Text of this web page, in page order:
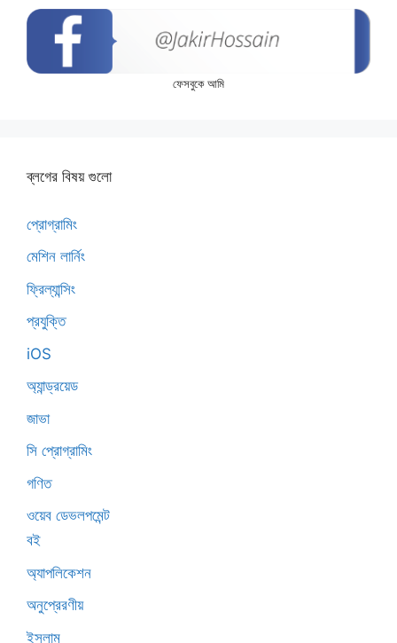
ফেসবুকে আমি
ব্লগের বিষয় গুলো
প্রোগ্রামিং
মেশিন লার্নিং
ফ্রিল্যান্সিং
প্রযুক্তি
iOS
অ্যান্ড্রয়েড
জাভা
সি প্রোগ্রামিং
গণিত
ওয়েব ডেভলপমেন্ট
বই
অ্যাপলিকেশন
অনুপ্রেরণীয়
ইসলাম